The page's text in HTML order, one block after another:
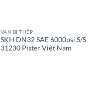
VAN BI THÉP
SKH DN32 SAE 6000psi S/S
31230 Pister Việt Nam